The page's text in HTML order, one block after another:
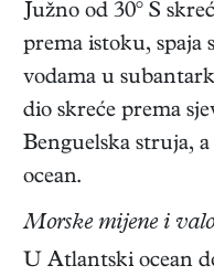
Južno od 30° S
prema istoku, spaja
vodama u
dio skreće prema
Benguelska struja,
ocean.
Morske mijene i
U Atlantski ocean